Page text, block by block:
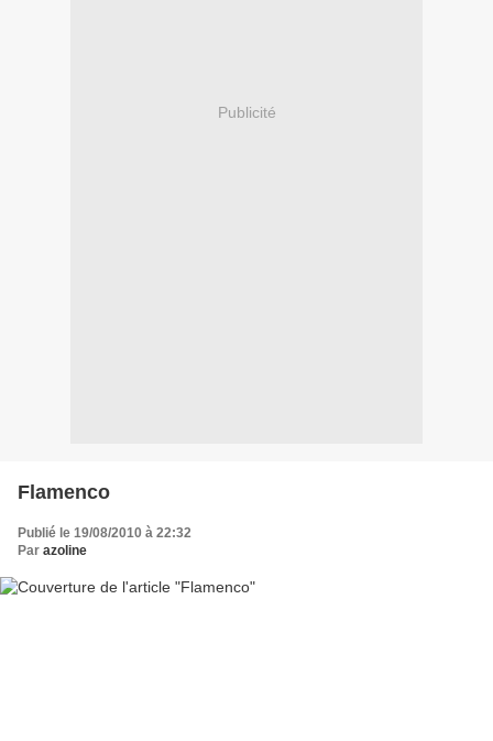
Publicité
Flamenco
Publié le 19/08/2010 à 22:32
Par azoline